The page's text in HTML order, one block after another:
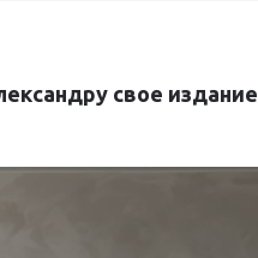
свое издание